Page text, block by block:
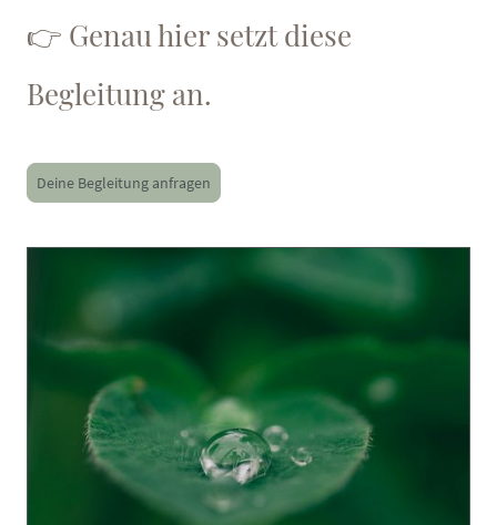
👉 Genau hier setzt diese
Begleitung an.
Deine Begleitung anfragen